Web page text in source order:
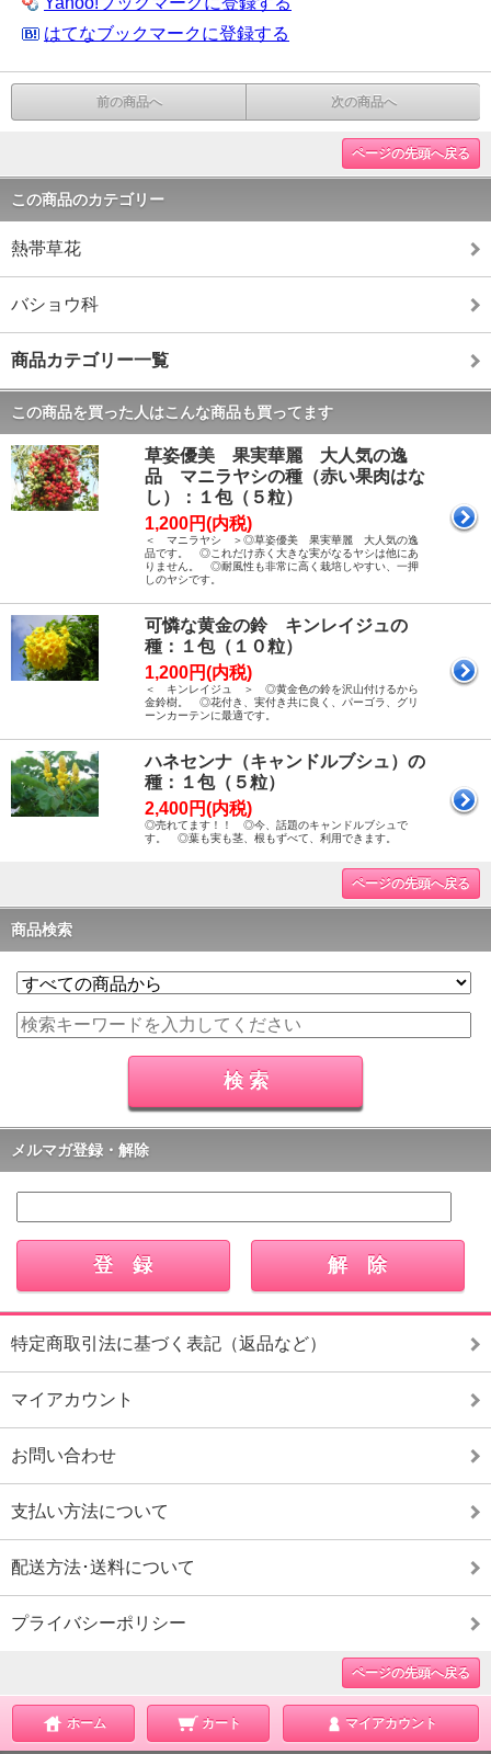
はてなブックマークに登録する
前の商品へ 次の商品へ
ページの先頭へ戻る
この商品のカテゴリー
熱帯草花
バショウ科
商品カテゴリー一覧
この商品を買った人はこんな商品も買ってます
草姿優美 果実華麗 大人気の逸
品 マニラヤシの種（赤い果肉はな
し）：１包（５粒）
1,200円(内税)
＜ マニラヤシ ＞◎草姿優美 果実華麗 大人気の逸
品です。 ◎これだけ赤く大きな実がなるヤシは他にあ
りません。 ◎耐風性も非常に高く栽培しやすい、一押
しのヤシです。
可憐な黄金の鈴 キンレイジュの
種：１包（１０粒）
1,200円(内税)
＜ キンレイジュ ＞ ◎黄金色の鈴を沢山付けるから
金鈴樹。 ◎花付き、実付き共に良く、パーゴラ、グリ
ーンカーテンに最適です。
ハネセンナ（キャンドルブシュ）の
種：１包（５粒）
2,400円(内税)
◎売れてます！！ ◎今、話題のキャンドルブシュで
す。 ◎葉も実も茎、根もずべて、利用できます。
ページの先頭へ戻る
商品検索
メルマガ登録・解除
特定商取引法に基づく表記（返品など）
マイアカウント
お問い合わせ
支払い方法について
配送方法･送料について
プライバシーポリシー
ページの先頭へ戻る
ホーム カート マイアカウント